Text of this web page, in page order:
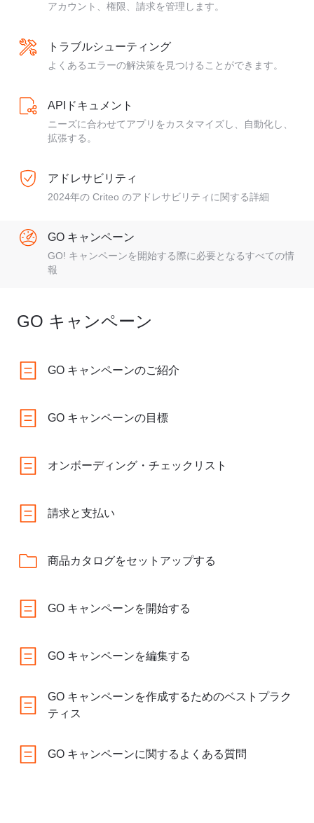
アカウント、権限、請求を管理します。
トラブルシューティング
よくあるエラーの解決策を見つけることができます。
APIドキュメント
ニーズに合わせてアプリをカスタマイズし、自動化し、
拡張する。
アドレサビリティ
2024年の Criteo のアドレサビリティに関する詳細
GO キャンペーン
GO! キャンペーンを開始する際に必要となるすべての情
報
GO キャンペーン
GO キャンペーンのご紹介
GO キャンペーンの目標
オンボーディング・チェックリスト
請求と支払い
商品カタログをセットアップする
GO キャンペーンを開始する
GO キャンペーンを編集する
GO キャンペーンを作成するためのベストプラク
ティス
GO キャンペーンに関するよくある質問